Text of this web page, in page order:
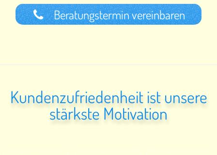
Beratungstermin vereinbaren
Kundenzufriedenheit ist unsere
stärkste Motivation